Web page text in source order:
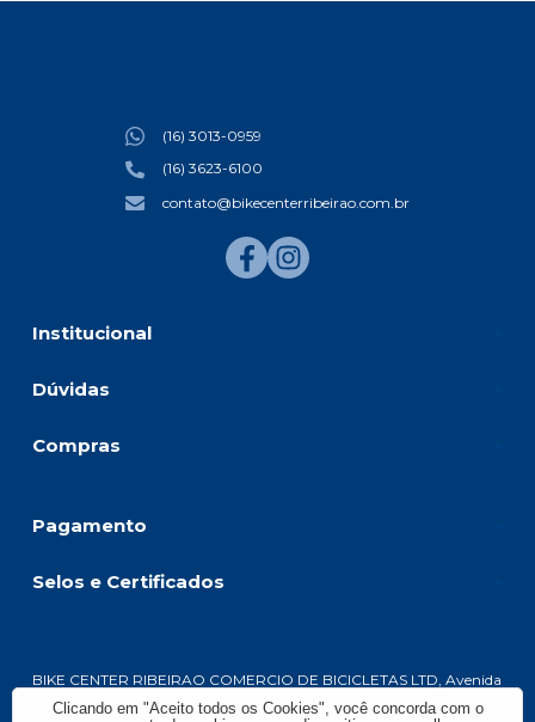
Institucional
Dúvidas
Compras
(16) 3013-0959
(16) 3623-6100
contato@bikecenterribeirao.com.br
Pagamento
Selos e Certificados
BIKE CENTER RIBEIRAO COMERCIO DE BICICLETAS LTD, Avenida
Presidente Vargas - 1083 - Jardim América - 14020-260 - Ribeirão Preto -
SP
Clicando em "Aceito todos os Cookies", você concorda com o